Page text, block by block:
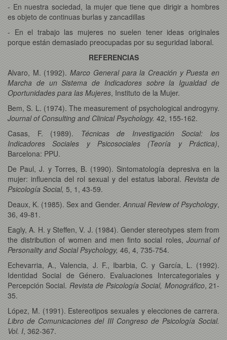
- En nuestra sociedad, la mujer que tiene que dirigir a hombres
es objeto de continuas burlas y zancadillas
- En el trabajo las mujeres no suelen tener ideas originales
porque están demasiado preocupadas por su seguridad laboral.
REFERENCIAS
Alvaro, M. (1992).Marco General para la Creación y Puesta en
Marcha de un Sistema de Indicadores sobre la Igualdad de
Oportunidades para las Mujeres, Instituto de la Mujer.
Bem, S. L. (1974). The measurement of psychological androgyny.
Journal of Consulting and Clinical Psychology. 42, 155-162.
Casas, F. (1989). Técnicas de Investigación Social: los
Indicadores Sociales y Psicosociales (Teoría y Práctica),
Barcelona: PPU.
De Paul, J. y Torres, B. (1990). Sintomatología depresiva en la
mujer: influencia del rol sexual y del estatus laboral. Revista de
Psicología Social, 5, 1, 43-59.
Deaux, K. (1985). Sex and Gender. Annual Review of Psychology,
36, 49-81.
Eagly, A. H. y Steffen, V. J. (1984). Gender stereotypes stem from
the distribution of women and men finto social roles, Journal of
Personality and Social Psychology, 46, 4, 735-754.
Echevarria, A., Valencia, J. F., Ibarbia, C. y García, L. (1992).
Identidad Social de Género. Evaluaciones Intercategoriales y
Percepción Social. Revista de Psicología Social, Monográfico, 21-
35.
López, M. (1991). Estereotipos sexuales y elecciones de carrera.
Libro de Comunicaciones del III Congreso de Psicología Social.
Vol. I, 362-367.